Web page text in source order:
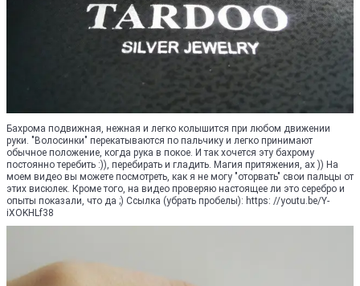
Бахрома подвижная, нежная и легко колышится при любом движении
руки. "Волосинки" перекатываются по пальчику и легко принимают
обычное положение, когда рука в покое. И так хочется эту бахрому
постоянно теребить :)), перебирать и гладить. Магия притяжения, ах )) На
моем видео вы можете посмотреть, как я не могу "оторвать" свои пальцы от
этих висюлек. Кроме того, на видео проверяю настоящее ли это серебро и
опыты показали, что да ;) Ссылка (убрать пробелы): https: //youtu.be/Y-
iXOKHLf38